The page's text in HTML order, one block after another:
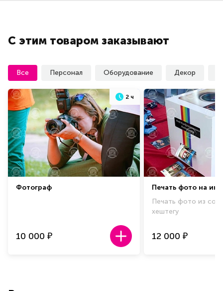
С этим товаром заказывают
Все Персонал Оборудование Декор
2 ч
Фотограф
10 000 ₽
Печать фото на
Печать фото из
хештегу
12 000 ₽